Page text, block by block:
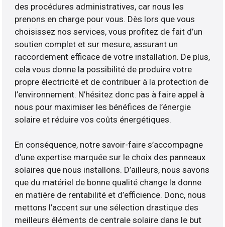
des procédures administratives, car nous les
prenons en charge pour vous. Dès lors que vous
choisissez nos services, vous profitez de fait d’un
soutien complet et sur mesure, assurant un
raccordement efficace de votre installation. De plus,
cela vous donne la possibilité de produire votre
propre électricité et de contribuer à la protection de
l’environnement. N’hésitez donc pas à faire appel à
nous pour maximiser les bénéfices de l’énergie
solaire et réduire vos coûts énergétiques.
En conséquence, notre savoir-faire s’accompagne
d’une expertise marquée sur le choix des panneaux
solaires que nous installons. D’ailleurs, nous savons
que du matériel de bonne qualité change la donne
en matière de rentabilité et d’efficience. Donc, nous
mettons l’accent sur une sélection drastique des
meilleurs éléments de centrale solaire dans le but